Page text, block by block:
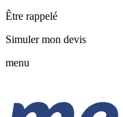
Être rappelé
Simuler mon devis
menu